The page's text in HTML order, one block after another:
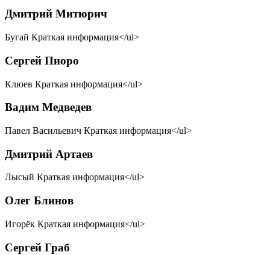
Дмитрий Митюрич
Бугай Краткая информация</ul>
Сергей Пиоро
Клюев Краткая информация</ul>
Вадим Медведев
Павел Васильевич Краткая информация</ul>
Дмитрий Артаев
Лысый Краткая информация</ul>
Олег Блинов
Игорёк Краткая информация</ul>
Сергей Граб